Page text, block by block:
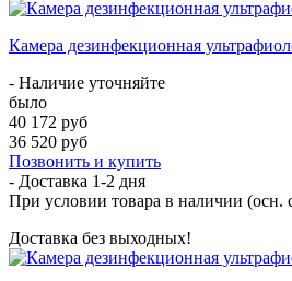
Камера дезинфекционная
- Наличие уточняйте
было
40 172 руб
36 520 руб
Позвонить и купить
- Доставка 1-2 дня
При условии товара в наличии (осн.
Доставка без выходных!